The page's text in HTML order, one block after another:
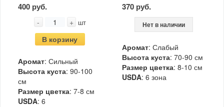
400 руб.
- + шт
В корзину
Аромат: Сильный
Высота куста: 90-100
см
Размер цветка: 7-8 см
USDA: 6
370 руб.
Нет в наличии
Аромат: Слабый
Высота куста: 70-90 см
Размер цветка: 8-10 см
USDA: 6 зона